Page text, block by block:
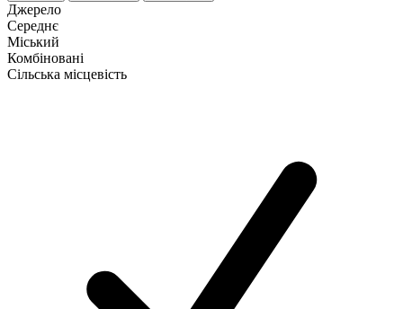
Джерело
Середнє
Міський
Комбіновані
Сільська місцевість